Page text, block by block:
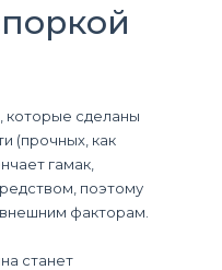
которые сделаны
(прочных, как
гамак,
поэтому
факторам.
станет